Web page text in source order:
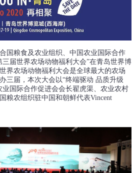
国粮食及农业组织、中国农业国际合作
三届世界农场动物福利大会”在青岛世界博
界农场动物福利大会是全球最大的农场
三届，本次大会以“终端驱动 品质升级
业国际合作促进会会长翟虎渠、农业农村
粮农组织驻中国和朝鲜代表Vincent